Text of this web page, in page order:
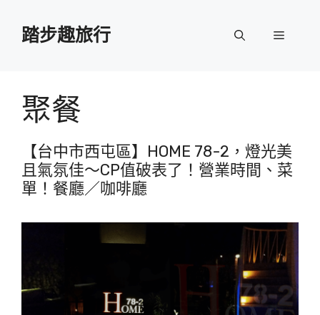
踏步趣旅行 選
聚餐
【台中市西屯區】HOME 78-2，燈光美
且氣氛佳～CP值破表了！營業時間、菜
單！餐廳／咖啡廳